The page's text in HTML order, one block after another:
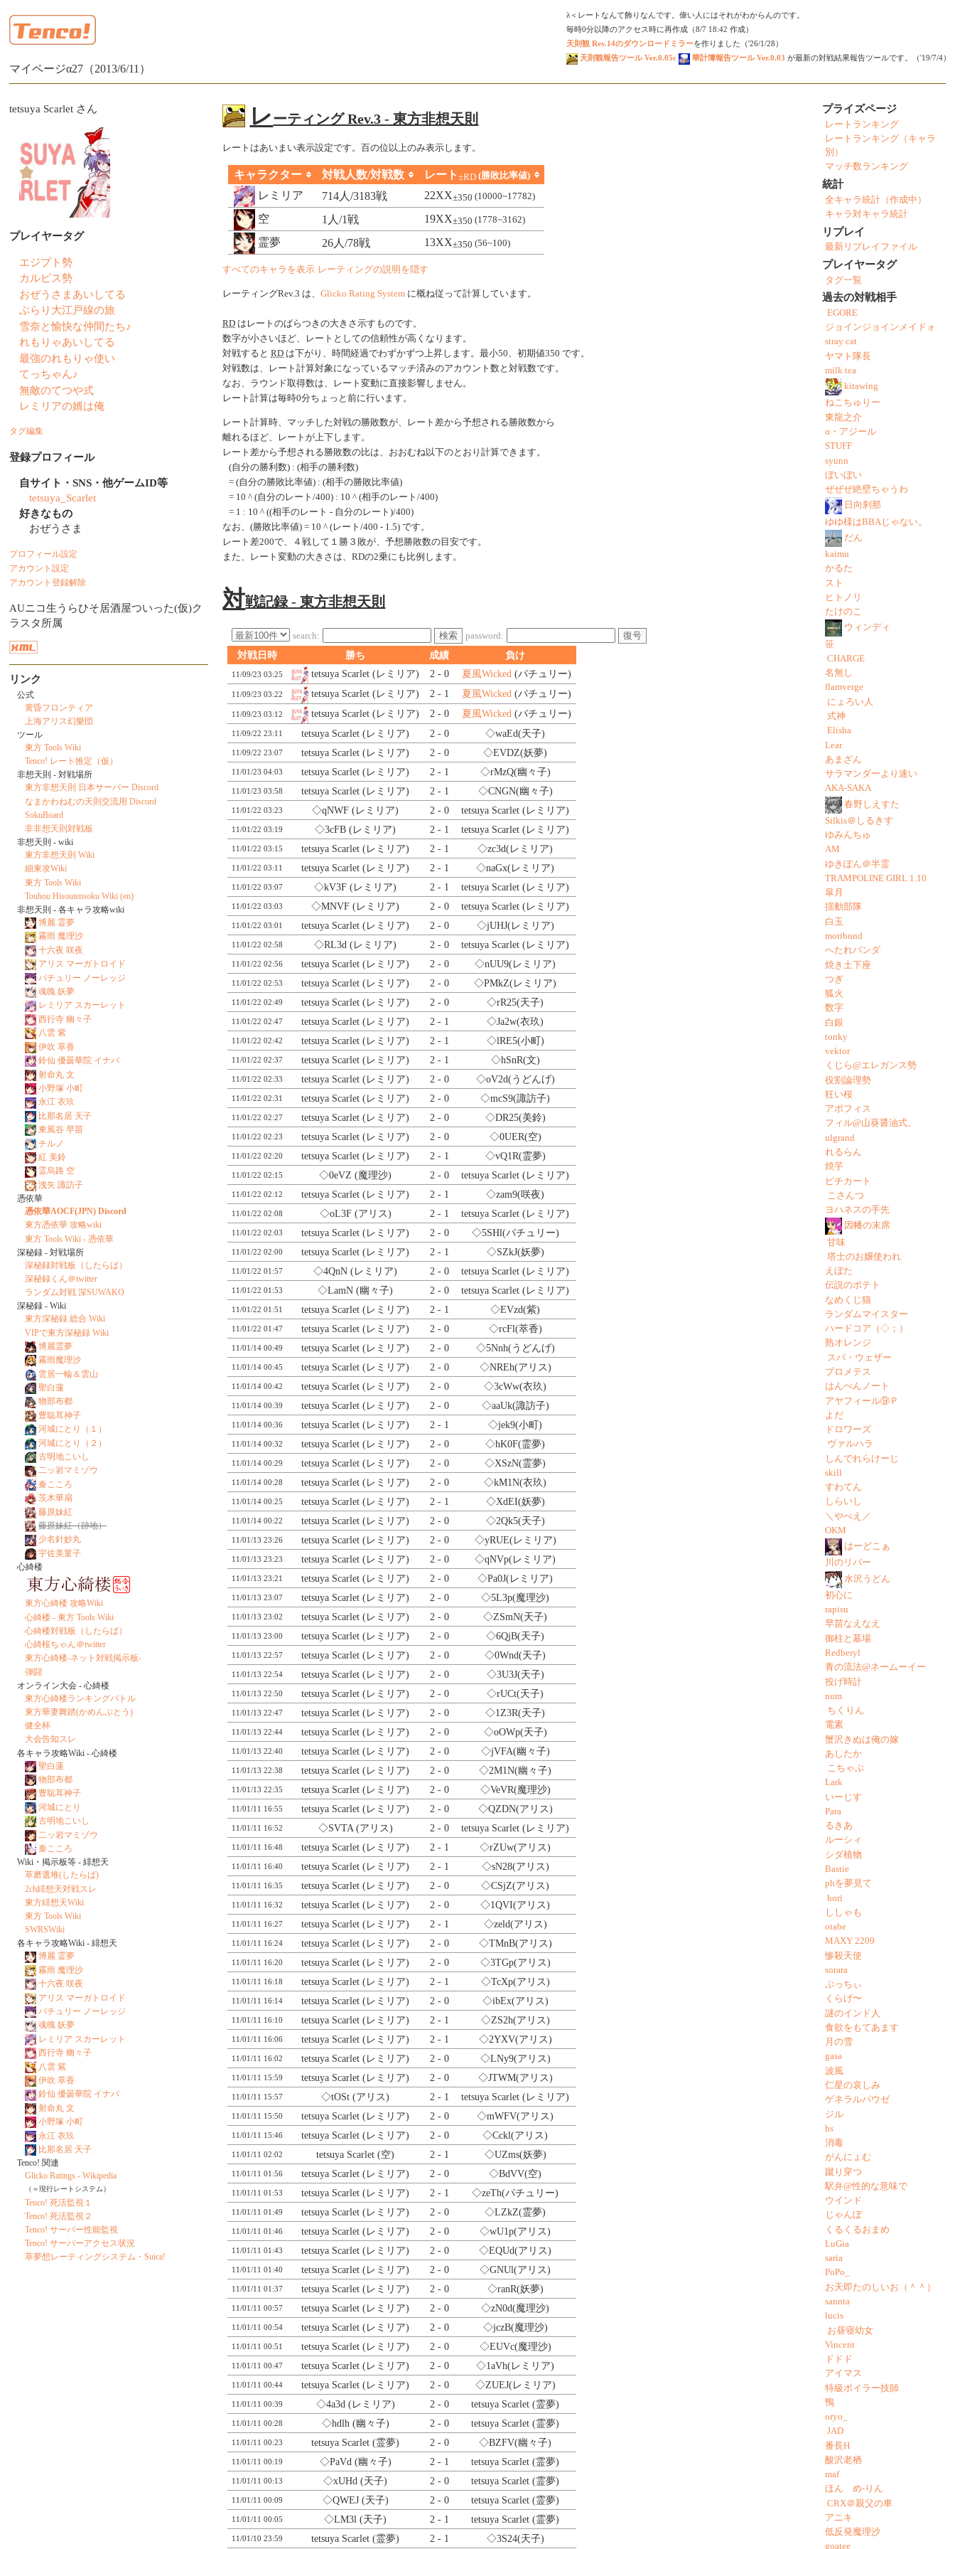
マイページα27（2013/6/11）
λ＜レートなんて飾りなんです。偉い人にはそれがわからんのです。
毎時0分以降のアクセス時に再作成（8/7 18:42 作成）
天則観 Rev.14のダウンロードミラーを作りました（'26/1/28）
天則観報告ツール Ver.0.05c
華計簿報告ツール Ver.0.03 が最新の対戦結果報告ツールです。（'19/7/4）
レーティング Rev.3 - 東方非想天則
レートはあいまい表示設定です。百の位以上のみ表示します。
キャラクター 対戦人数/対戦数 レート±RD (勝敗比率値)
レミリア 714人/3183戦 22XX±350 (10000~17782)
空 1人/1戦 19XX±350 (1778~3162)
霊夢 26人/78戦 13XX±350 (56~100)
すべてのキャラを表示 レーティングの説明を隠す
レーティングRev.3 は、Glicko Rating System に概ね従って計算しています。
RD はレートのばらつきの大きさ示すものです。
数字が小さいほど、レートとしての信頼性が高くなります。
対戦するとRD は下がり、時間経過でわずかずつ上昇します。最小50、初期値350 です。
対戦数は、レート計算対象になっているマッチ済みのアカウント数と対戦数です。
なお、ラウンド取得数は、レート変動に直接影響しません。
レート計算は毎時0分ちょっと前に行います。
レート計算時、マッチした対戦の勝敗数が、レート差から予想される勝敗数から
離れるほど、レートが上下します。
レート差から予想される勝敗数の比は、おおむね以下のとおり計算できます。
(自分の勝利数) : (相手の勝利数)
= (自分の勝敗比率値) : (相手の勝敗比率値)
= 10 ^ (自分のレート/400) : 10 ^ (相手のレート/400)
= 1 : 10 ^ ((相手のレート - 自分のレート)/400)
なお、(勝敗比率値) = 10 ^ (レート/400 - 1.5) です。
レート差200で、４戦して１勝３敗が、予想勝敗数の目安です。
また、レート変動の大きさは、RDの2乗にも比例します。
対戦記録 - 東方非想天則
search: 検索 password:
復号
対戦日時
勝ち 成績 負け
11/09/23 03:25 tetsuya Scarlet (レミリア) 2 - 0 夏風Wicked (パチュリー)
11/09/23 03:22 tetsuya Scarlet (レミリア) 2 - 1 夏風Wicked (パチュリー)
11/09/23 03:12 tetsuya Scarlet (レミリア) 2 - 0 夏風Wicked (パチュリー)
11/09/22 23:11 tetsuya Scarlet (レミリア) 2 - 0 ◇waEd(天子)
11/09/22 23:07 tetsuya Scarlet (レミリア) 2 - 0 ◇EVDZ(妖夢)
11/01/23 04:03 tetsuya Scarlet (レミリア) 2 - 1 ◇rMzQ(幽々子)
11/01/23 03:58 tetsuya Scarlet (レミリア) 2 - 1 ◇CNGN(幽々子)
11/01/22 03:23 ◇qNWF (レミリア) 2 - 0 tetsuya Scarlet (レミリア)
11/01/22 03:19 ◇3cFB (レミリア) 2 - 1 tetsuya Scarlet (レミリア)
11/01/22 03:15 tetsuya Scarlet (レミリア) 2 - 1 ◇zc3d(レミリア)
11/01/22 03:11 tetsuya Scarlet (レミリア) 2 - 1 ◇naGx(レミリア)
11/01/22 03:07 ◇kV3F (レミリア) 2 - 1 tetsuya Scarlet (レミリア)
11/01/22 03:03 ◇MNVF (レミリア) 2 - 0 tetsuya Scarlet (レミリア)
11/01/22 03:01 tetsuya Scarlet (レミリア) 2 - 0 ◇jUHJ(レミリア)
11/01/22 02:58 ◇RL3d (レミリア) 2 - 0 tetsuya Scarlet (レミリア)
11/01/22 02:56 tetsuya Scarlet (レミリア) 2 - 0 ◇nUU9(レミリア)
11/01/22 02:53 tetsuya Scarlet (レミリア) 2 - 0 ◇PMkZ(レミリア)
11/01/22 02:49 tetsuya Scarlet (レミリア) 2 - 0 ◇rR25(天子)
11/01/22 02:47 tetsuya Scarlet (レミリア) 2 - 1 ◇Ja2w(衣玖)
11/01/22 02:42 tetsuya Scarlet (レミリア) 2 - 1 ◇lRE5(小町)
11/01/22 02:37 tetsuya Scarlet (レミリア) 2 - 1 ◇hSnR(文)
11/01/22 02:33 tetsuya Scarlet (レミリア) 2 - 0 ◇oV2d(うどんげ)
11/01/22 02:31 tetsuya Scarlet (レミリア) 2 - 0 ◇mcS9(諏訪子)
11/01/22 02:27 tetsuya Scarlet (レミリア) 2 - 0 ◇DR25(美鈴)
11/01/22 02:23 tetsuya Scarlet (レミリア) 2 - 0 ◇0UER(空)
11/01/22 02:20 tetsuya Scarlet (レミリア) 2 - 1 ◇vQ1R(霊夢)
11/01/22 02:15 ◇0eVZ (魔理沙) 2 - 0 tetsuya Scarlet (レミリア)
11/01/22 02:12 tetsuya Scarlet (レミリア) 2 - 1 ◇zam9(咲夜)
11/01/22 02:08 ◇oL3F(アリス) 2 - 1 tetsuya Scarlet (レミリア)
11/01/22 02:03 tetsuya Scarlet (レミリア) 2 - 0 ◇5SHl(パチュリー)
11/01/22 02:00 tetsuya Scarlet (レミリア) 2 - 1 ◇SZkJ(妖夢)
11/01/22 01:57 ◇4QnN (レミリア) 2 - 0 tetsuya Scarlet (レミリア)
11/01/22 01:53 ◇LamN (幽々子) 2 - 0 tetsuya Scarlet (レミリア)
11/01/22 01:51 tetsuya Scarlet (レミリア) 2 - 1 ◇EVzd(紫)
11/01/22 01:47 tetsuya Scarlet (レミリア) 2 - 0 ◇rcFl(萃香)
11/01/14 00:49 tetsuya Scarlet (レミリア) 2 - 0 ◇5Nnh(うどんげ)
11/01/14 00:45 tetsuya Scarlet (レミリア) 2 - 0 ◇NREh(アリス)
11/01/14 00:42 tetsuya Scarlet (レミリア) 2 - 0 ◇3cWw(衣玖)
11/01/14 00:39 tetsuya Scarlet (レミリア) 2 - 0 ◇aaUk(諏訪子)
11/01/14 00:36 tetsuya Scarlet (レミリア) 2 - 1 ◇jek9(小町)
11/01/14 00:32 tetsuya Scarlet (レミリア) 2 - 0 ◇hK0F(霊夢)
11/01/14 00:29 tetsuya Scarlet (レミリア) 2 - 0 ◇XSzN(霊夢)
11/01/14 00:28 tetsuya Scarlet (レミリア) 2 - 0 ◇kM1N(衣玖)
11/01/14 00:25 tetsuya Scarlet (レミリア) 2 - 1 ◇XdEI(妖夢)
11/01/14 00:22 tetsuya Scarlet (レミリア) 2 - 0 ◇2Qk5(天子)
11/01/13 23:26 tetsuya Scarlet (レミリア) 2 - 0 ◇yRUE(レミリア)
11/01/13 23:23 tetsuya Scarlet (レミリア) 2 - 0 ◇qNVp(レミリア)
11/01/13 23:21 tetsuya Scarlet (レミリア) 2 - 0 ◇Pa0J(レミリア)
11/01/13 23:07 tetsuya Scarlet (レミリア) 2 - 0 ◇5L3p(魔理沙)
11/01/13 23:02 tetsuya Scarlet (レミリア) 2 - 0 ◇ZSmN(天子)
11/01/13 23:00 tetsuya Scarlet (レミリア) 2 - 0 ◇6QjB(天子)
11/01/13 22:57 tetsuya Scarlet (レミリア) 2 - 0 ◇0Wnd(天子)
11/01/13 22:54 tetsuya Scarlet (レミリア) 2 - 0 ◇3U3J(天子)
11/01/13 22:50 tetsuya Scarlet (レミリア) 2 - 0 ◇rUCt(天子)
11/01/13 22:47 tetsuya Scarlet (レミリア) 2 - 0 ◇1Z3R(天子)
11/01/13 22:44 tetsuya Scarlet (レミリア) 2 - 0 ◇oOWp(天子)
11/01/13 22:40 tetsuya Scarlet (レミリア) 2 - 0 ◇jVFA(幽々子)
11/01/13 22:38 tetsuya Scarlet (レミリア) 2 - 0 ◇2M1N(幽々子)
11/01/13 22:35 tetsuya Scarlet (レミリア) 2 - 0 ◇VeVR(魔理沙)
11/01/11 16:55 tetsuya Scarlet (レミリア) 2 - 0 ◇QZDN(アリス)
11/01/11 16:52 ◇SVTA(アリス) 2 - 0 tetsuya Scarlet (レミリア)
11/01/11 16:48 tetsuya Scarlet (レミリア) 2 - 1 ◇rZUw(アリス)
11/01/11 16:40 tetsuya Scarlet (レミリア) 2 - 1 ◇sN28(アリス)
11/01/11 16:35 tetsuya Scarlet (レミリア) 2 - 0 ◇CSjZ(アリス)
11/01/11 16:32 tetsuya Scarlet (レミリア) 2 - 0 ◇1QVI(アリス)
11/01/11 16:27 tetsuya Scarlet (レミリア) 2 - 1 ◇zeld(アリス)
11/01/11 16:24 tetsuya Scarlet (レミリア) 2 - 0 ◇TMnB(アリス)
11/01/11 16:20 tetsuya Scarlet (レミリア) 2 - 0 ◇3TGp(アリス)
11/01/11 16:18 tetsuya Scarlet (レミリア) 2 - 1 ◇TcXp(アリス)
11/01/11 16:14 tetsuya Scarlet (レミリア) 2 - 0 ◇ibEx(アリス)
11/01/11 16:10 tetsuya Scarlet (レミリア) 2 - 1 ◇ZS2h(アリス)
11/01/11 16:06 tetsuya Scarlet (レミリア) 2 - 1 ◇2YXV(アリス)
11/01/11 16:02 tetsuya Scarlet (レミリア) 2 - 0 ◇LNy9(アリス)
11/01/11 15:59 tetsuya Scarlet (レミリア) 2 - 0 ◇JTWM(アリス)
11/01/11 15:57 ◇tOSt (アリス) 2 - 1 tetsuya Scarlet (レミリア)
11/01/11 15:50 tetsuya Scarlet (レミリア) 2 - 0 ◇mWFV(アリス)
11/01/11 15:46 tetsuya Scarlet (レミリア) 2 - 0 ◇Cckl(アリス)
11/01/11 02:02 tetsuya Scarlet (空) 2 - 1 ◇UZms(妖夢)
11/01/11 01:56 tetsuya Scarlet (レミリア) 2 - 0 ◇BdVV(空)
11/01/11 01:53 tetsuya Scarlet (レミリア) 2 - 1 ◇zeTh(パチュリー)
11/01/11 01:49 tetsuya Scarlet (レミリア) 2 - 0 ◇LZkZ(霊夢)
11/01/11 01:46 tetsuya Scarlet (レミリア) 2 - 0 ◇wU1p(アリス)
11/01/11 01:43 tetsuya Scarlet (レミリア) 2 - 0 ◇EQUd(アリス)
11/01/11 01:40 tetsuya Scarlet (レミリア) 2 - 0 ◇GNUl(アリス)
11/01/11 01:37 tetsuya Scarlet (レミリア) 2 - 0 ◇ranR(妖夢)
11/01/11 00:57 tetsuya Scarlet (レミリア) 2 - 0 ◇zN0d(魔理沙)
11/01/11 00:54 tetsuya Scarlet (レミリア) 2 - 0 ◇jczB(魔理沙)
11/01/11 00:51 tetsuya Scarlet (レミリア) 2 - 0 ◇EUVc(魔理沙)
11/01/11 00:47 tetsuya Scarlet (レミリア) 2 - 0 ◇1aVh(レミリア)
11/01/11 00:44 tetsuya Scarlet (レミリア) 2 - 0 ◇ZUEJ(レミリア)
11/01/11 00:39 ◇4a3d(レミリア) 2 - 0 tetsuya Scarlet (霊夢)
11/01/11 00:28 ◇hdlh(幽々子) 2 - 0 tetsuya Scarlet (霊夢)
11/01/11 00:23 tetsuya Scarlet (霊夢) 2 - 0 ◇BZFV(幽々子)
11/01/11 00:19 ◇PaVd(幽々子) 2 - 1 tetsuya Scarlet (霊夢)
11/01/11 00:13 ◇xUHd (天子) 2 - 0 tetsuya Scarlet (霊夢)
11/01/11 00:09 ◇QWEJ(天子) 2 - 0 tetsuya Scarlet (霊夢)
11/01/11 00:05 ◇LM3l (天子) 2 - 1 tetsuya Scarlet (霊夢)
11/01/10 23:59 tetsuya Scarlet (霊夢) 2 - 1 ◇3S24(天子)
tetsuya Scarlet さん
プレイヤータグ
エジプト勢
カルピス勢
おぜうさまあいしてる
ぶらり大江戸線の旅
雪奈と愉快な仲間たち♪
れもりゃあいしてる
最強のれもりゃ使い
てっちゃん♪
無敵のてつや式
レミリアの婿は俺
タグ編集
登録プロフィール
自サイト・SNS・他ゲームID等
tetsuya_Scarlet
好きなもの
おぜうさま
プロフィール設定
アカウント設定
アカウント登録解除
AUニコ生うらひそ居酒屋ついった(仮)ク
ラスタ所属
リンク
公式
黄昏フロンティア
上海アリス幻樂団
ツール
東方 Tools Wiki
Tenco! レート推定（仮）
非想天則 - 対戦場所
東方非想天則 日本サーバー Discord
なまかわねむの天則交流用 Discord
SokuBoard
非非想天則対戦板
非想天則 - wiki
東方非想天則 Wiki
細東攻Wiki
東方 Tools Wiki
Touhou Hisoutensoku Wiki (en)
非想天則 - 各キャラ攻略wiki
博麗 霊夢
霧雨 魔理沙
十六夜 咲夜
アリス マーガトロイド
パチュリー ノーレッジ
魂魄 妖夢
レミリア スカーレット
西行寺 幽々子
八雲 紫
伊吹 萃香
鈴仙 優曇華院 イナバ
射命丸 文
小野塚 小町
永江 衣玖
比那名居 天子
東風谷 早苗
チルノ
紅 美鈴
霊烏路 空
洩矢 諏訪子
憑依華
憑依華AOCF(JPN) Discord
東方憑依華 攻略wiki
東方 Tools Wiki - 憑依華
深秘録 - 対戦場所
深秘録対戦板（したらば）
深秘録くん＠twitter
ランダム対戦 深SUWAKO
深秘録 - Wiki
東方深秘録 総合 Wiki
VIPで東方深秘録 Wiki
博麗霊夢
霧雨魔理沙
雲居一輪＆雲山
聖白蓮
物部布都
豊聡耳神子
河城にとり（１）
河城にとり（２）
古明地こいし
二ッ岩マミゾウ
秦こころ
茨木華扇
藤原妹紅
藤原妹紅（跡地）
少名針妙丸
宇佐美菫子
心綺楼
東方心綺楼 攻略Wiki
心綺楼 - 東方 Tools Wiki
心綺楼対戦板（したらば）
心綺桜ちゃん＠twitter
東方心綺楼-ネット対戦掲示板-
弾闘
オンライン大会 - 心綺楼
東方心綺楼ランキングバトル
東方華妻舞踏(かめんぶとう)
健全杯
大会告知スレ
各キャラ攻略Wiki - 心綺楼
聖白蓮
物部布都
豊聡耳神子
河城にとり
古明地こいし
二ッ岩マミゾウ
秦こころ
Wiki・掲示板等 - 緋想天
萃磨選堆(したらば)
2ch緋想天対戦スレ
東方緋想天Wiki
東方 Tools Wiki
SWRSWiki
各キャラ攻略Wiki - 緋想天
博麗 霊夢
霧雨 魔理沙
十六夜 咲夜
アリス マーガトロイド
パチュリー ノーレッジ
魂魄 妖夢
レミリア スカーレット
西行寺 幽々子
八雲 紫
伊吹 萃香
鈴仙 優曇華院 イナバ
射命丸 文
小野塚 小町
永江 衣玖
比那名居 天子
Tenco! 関連
Glicko Ratings - Wikipedia
（＝現行レートシステム）
Tenco! 死活監視１
Tenco! 死活監視２
Tenco! サーバー性能監視
Tenco! サーバーアクセス状況
萃夢想レーティングシステム・Suica!
プライズページ
レートランキング
レートランキング（キャラ
別）
マッチ数ランキング
統計
全キャラ統計（作成中）
キャラ対キャラ統計
リプレイ
最新リプレイファイル
プレイヤータグ
タグ一覧
過去の対戦相手
EGORE
ジョインジョインメイドォ
stray cat
ヤマト隊長
milk tea
kitawing
ねこちゅりー
東龍之介
α・アジール
STUFF
syunn
ぼいぼい
ぜぜぜ絶壁ちゃうわ
日向刹那
ゆゆ様はBBAじゃない。
だん
kaimu
かるた
スト
ヒトノリ
たけのこ
ウィンディ
笹
CHARGE
名無し
flamverge
にょろい人
式神
Elisha
Lear
あまざん
サラマンダーより速い
AKA-SAKA
春野しえすた
Silkis＠しるきす
ゆみんちゅ
AM
ゆきぽん＠半霊
TRAMPOLINE GIRL 1.10
皐月
揺動部隊
白玉
moribund
へたれパンダ
焼き土下座
つぎ
狐火
数字
白銀
tonky
vektor
くじら@エレガンス勢
役割論理勢
狂い桜
アポフィス
フィル@山葵醤油式。
ulgrand
れるらん
焼芋
ピチカート
こさんつ
ヨハネスの手先
因幡の末席
甘味
塔士のお嬢使われ
えぼた
伝説のポテト
なめくじ猫
ランダムマイスター
ハードコア（◇；）
熟オレンジ
スパ・ウェザー
プロメテス
はんぺんノート
アヤフィール⑨Ｐ
よだ
ドロワーズ
ヴァルハラ
しんでれらけーじ
skill
すわてん
しらいし
＼やべえ／
OKM
はーどこぁ
川のリバー
水沢うどん
初心に
rapisu
早苗なえなえ
御柱と墓場
Redberyl
青の流法@ネームーイー
投げ時計
num
ちくりん
電素
蟹沢きぬは俺の嫁
あしたか
こちゃぶ
Lark
いーじす
Para
るきあ
ルーシィ
シダ植物
Bastie
phを夢見て
hori
ししゃも
otabe
MAXY 2209
惨殺天使
sorara
ぷっちぃ
くらげ〜
謎のインド人
食欲をもてあます
月の雪
gasa
波風
仁星の哀しみ
ゲネラルパウゼ
ジル
hs
消毒
がんにょむ
蹴り穿つ
駅弁@性的な意味で
ウインド
じゃんぼ
くるくるおまめ
LuGia
saria
PoPo_
お天即たのしいお（＾＾）
sannta
lucis
お昼寝幼女
Vincent
ドドド
アイマス
特級ボイラー技師
鴨
oryo_
JAD
番長H
酸沢老栖
maf
ほん め-りん
CRX＠親父の車
アニキ
低反発魔理沙
goatee